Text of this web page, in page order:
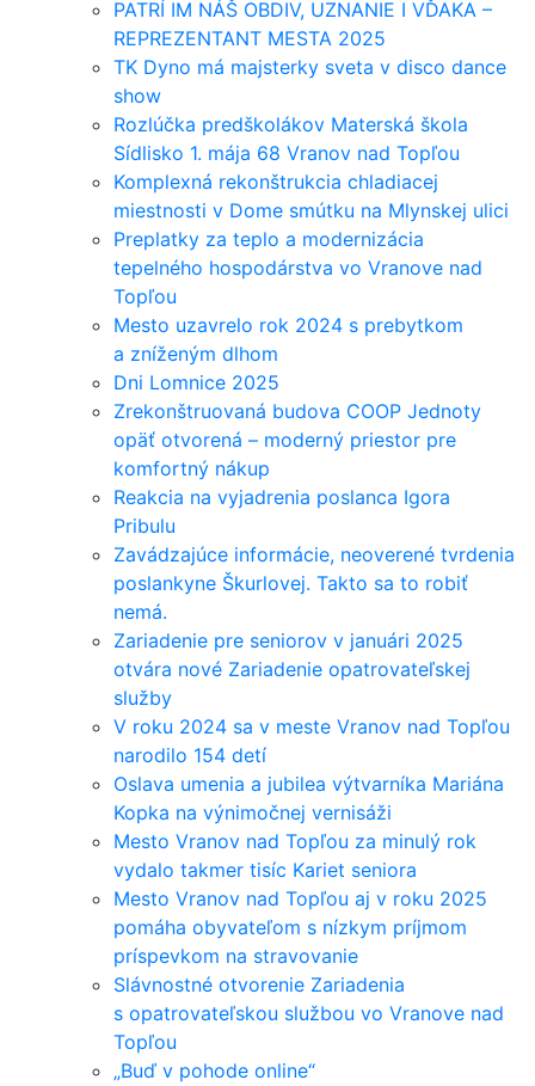
PATRÍ IM NÁŠ OBDIV, UZNANIE I VĎAKA –
REPREZENTANT MESTA 2025
TK Dyno má majsterky sveta v disco dance
show
Rozlúčka predškolákov Materská škola
Sídlisko 1. mája 68 Vranov nad Topľou
Komplexná rekonštrukcia chladiacej
miestnosti v Dome smútku na Mlynskej ulici
Preplatky za teplo a modernizácia
tepelného hospodárstva vo Vranove nad
Topľou
Mesto uzavrelo rok 2024 s prebytkom
a zníženým dlhom
Dni Lomnice 2025
Zrekonštruovaná budova COOP Jednoty
opäť otvorená – moderný priestor pre
komfortný nákup
Reakcia na vyjadrenia poslanca Igora
Pribulu
Zavádzajúce informácie, neoverené tvrdenia
poslankyne Škurlovej. Takto sa to robiť
nemá.
Zariadenie pre seniorov v januári 2025
otvára nové Zariadenie opatrovateľskej
služby
V roku 2024 sa v meste Vranov nad Topľou
narodilo 154 detí
Oslava umenia a jubilea výtvarníka Mariána
Kopka na výnimočnej vernisáži
Mesto Vranov nad Topľou za minulý rok
vydalo takmer tisíc Kariet seniora
Mesto Vranov nad Topľou aj v roku 2025
pomáha obyvateľom s nízkym príjmom
príspevkom na stravovanie
Slávnostné otvorenie Zariadenia
s opatrovateľskou službou vo Vranove nad
Topľou
„Buď v pohode online“